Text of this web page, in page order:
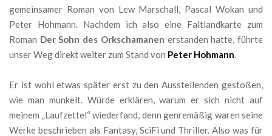
gemeinsamer Roman von Lew Marschall, Pascal Wokan und
Peter Hohmann. Nachdem ich also eine Faltlandkarte zum
Roman Der Sohn des Orkschamanen erstanden hatte, führte
unser Weg direkt weiter zum Stand von Peter Hohmann
Er ist wohl etwas später erst zu den Ausstellenden gestoßen,
wie man munkelt. Würde erklären, warum er sich nicht auf
meinem „Laufzettel“ wiederfand, denn genremäßig waren seine
Werke beschrieben als Fantasy, SciFi und Thriller. Also was für